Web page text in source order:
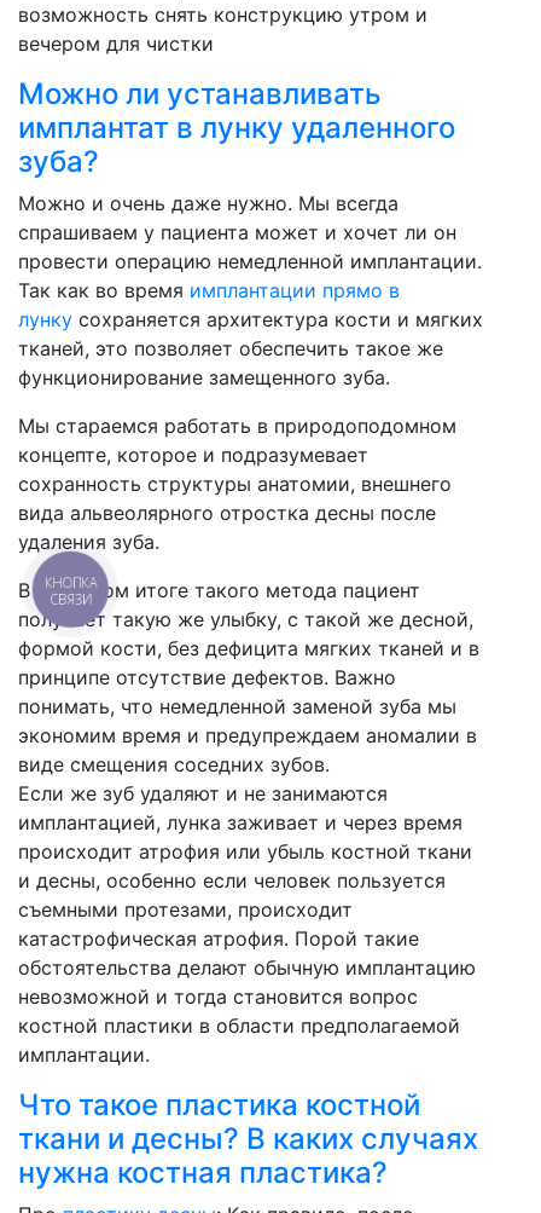
возможность снять конструкцию утром и
вечером для чистки
Можно ли устанавливать
имплантат в лунку удаленного
зуба?
Можно и очень даже нужно. Мы всегда
спрашиваем у пациента может и хочет ли он
провести операцию немедленной имплантации.
Так как во время имплантации прямо в
лунку сохраняется архитектура кости и мягких
тканей, это позволяет обеспечить такое же
функционирование замещенного зуба.
Мы стараемся работать в природоподомном
концепте, которое и подразумевает
сохранность структуры анатомии, внешнего
вида альвеолярного отростка десны после
удаления зуба.
В конечном итоге такого метода пациент
получает такую же улыбку, с такой же десной,
формой кости, без дефицита мягких тканей и в
принципе отсутствие дефектов. Важно
понимать, что немедленной заменой зуба мы
экономим время и предупреждаем аномалии в
виде смещения соседних зубов.
Если же зуб удаляют и не занимаются
имплантацией, лунка заживает и через время
происходит атрофия или убыль костной ткани
и десны, особенно если человек пользуется
съемными протезами, происходит
катастрофическая атрофия. Порой такие
обстоятельства делают обычную имплантацию
невозможной и тогда становится вопрос
костной пластики в области предполагаемой
имплантации.
Что такое пластика костной
ткани и десны? В каких случаях
нужна костная пластика?
КНОПКА
СВЯЗИ